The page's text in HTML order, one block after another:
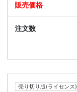
売り切り版(ライセンス)